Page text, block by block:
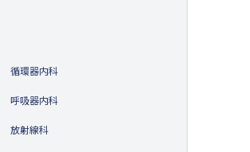
循環器内科
呼吸器内科
放射線科